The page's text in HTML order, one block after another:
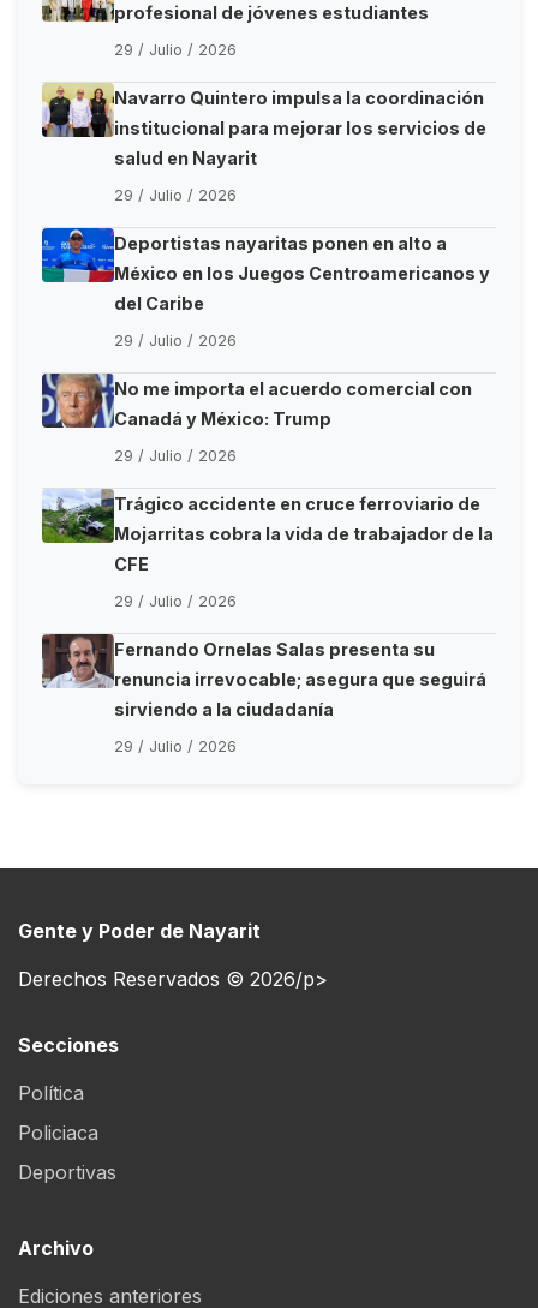
profesional de jóvenes estudiantes
29 / Julio / 2026
Navarro Quintero impulsa la coordinación
institucional para mejorar los servicios de
salud en Nayarit
29 / Julio / 2026
Deportistas nayaritas ponen en alto a
México en los Juegos Centroamericanos y
del Caribe
29 / Julio / 2026
No me importa el acuerdo comercial con
Canadá y México: Trump
29 / Julio / 2026
Trágico accidente en cruce ferroviario de
Mojarritas cobra la vida de trabajador de la
CFE
29 / Julio / 2026
Fernando Ornelas Salas presenta su
renuncia irrevocable; asegura que seguirá
sirviendo a la ciudadanía
29 / Julio / 2026
Gente y Poder de Nayarit
Derechos Reservados © 2026/p>
Secciones
Política
Policiaca
Deportivas
Archivo
Ediciones anteriores